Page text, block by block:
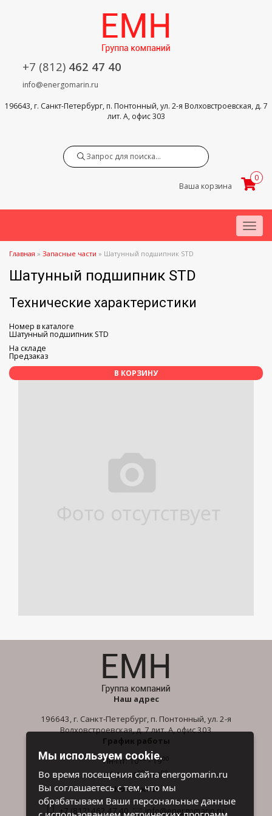
+7 (812) 462 47 40
info@energomarin.ru
196643, г. Санкт-Петербург, п. Понтонный, ул. 2-я Волховстроевская, д. 7
лит. А, офис 303
Ваша корзина
0
Menu
Главная » Запасные части » Шатунный подшипник STD
Шатунный подшипник STD
Технические характеристики
Номер в каталоге
Шатунный подшипник STD
На складе
Предзаказ
В КОРЗИНУ
Наш адрес
196643, г. Санкт-Петербург, п. Понтонный, ул. 2-я
Волховстроевская, д. 7 лит. А, офис 303
График работы
Пн-Пт: 1000- 1900
Сб-Вс: 1000- 1600
Контакты
+7 (812) 462 47 40 info@energomarin.ru
Мы используем cookie.
Во время посещения сайта energomarin.ru
Вы соглашаетесь с тем, что мы
обрабатываем Ваши персональные данные